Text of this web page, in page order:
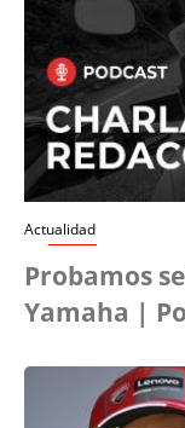
Actualidad
Probamos
Yamaha |